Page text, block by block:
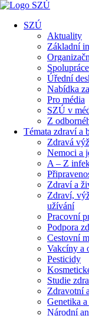
SZÚ
Aktuality
Základní
Spolupráce
Úřední
Nabídka
Pro média
SZÚ v
Z
Témata zdraví a
Zdravá
Nemoci a
A – Z
Zdraví a
Zdraví,
užívání
Pracovní
Podpora
Cestovní
Vakcíny a
Pesticidy
Studie
Zdravotní
Genetika
Národní